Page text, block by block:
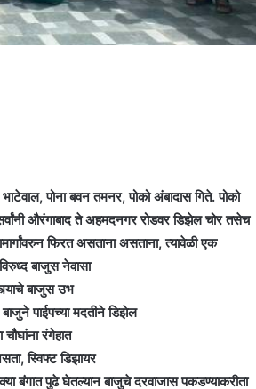
पोना बवन तमनर, पोको अंबादास गिते. पोको
औरंगाबाद ते अहमदनगर रोडवर डिझेल चोर तसेच
फिरत असताना असताना, त्यावेळी एक
बाजुस नेवासा
बाजुस उभ
पाईपच्या मदतीने डिझेल
रंगेहात
स्विफ्ट डिझायर
बंगात पुढे घेतल्यान बाजुचे दरवाजास पकडण्याकरीता